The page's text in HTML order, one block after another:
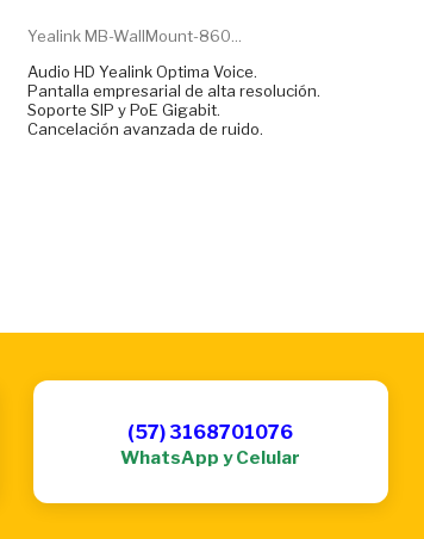
Yealink MB-WallMount-860...
Audio HD Yealink Optima Voice.
Pantalla empresarial de alta resolución.
Soporte SIP y PoE Gigabit.
Cancelación avanzada de ruido.
(57) 3168701076
WhatsApp y Celular